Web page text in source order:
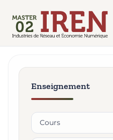
Enseignement
Cours